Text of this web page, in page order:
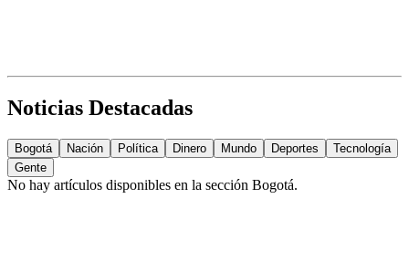
Noticias Destacadas
Bogotá Nación Política Dinero Mundo Deportes
Tecnología
Gente
No hay artículos disponibles en la sección Bogotá.